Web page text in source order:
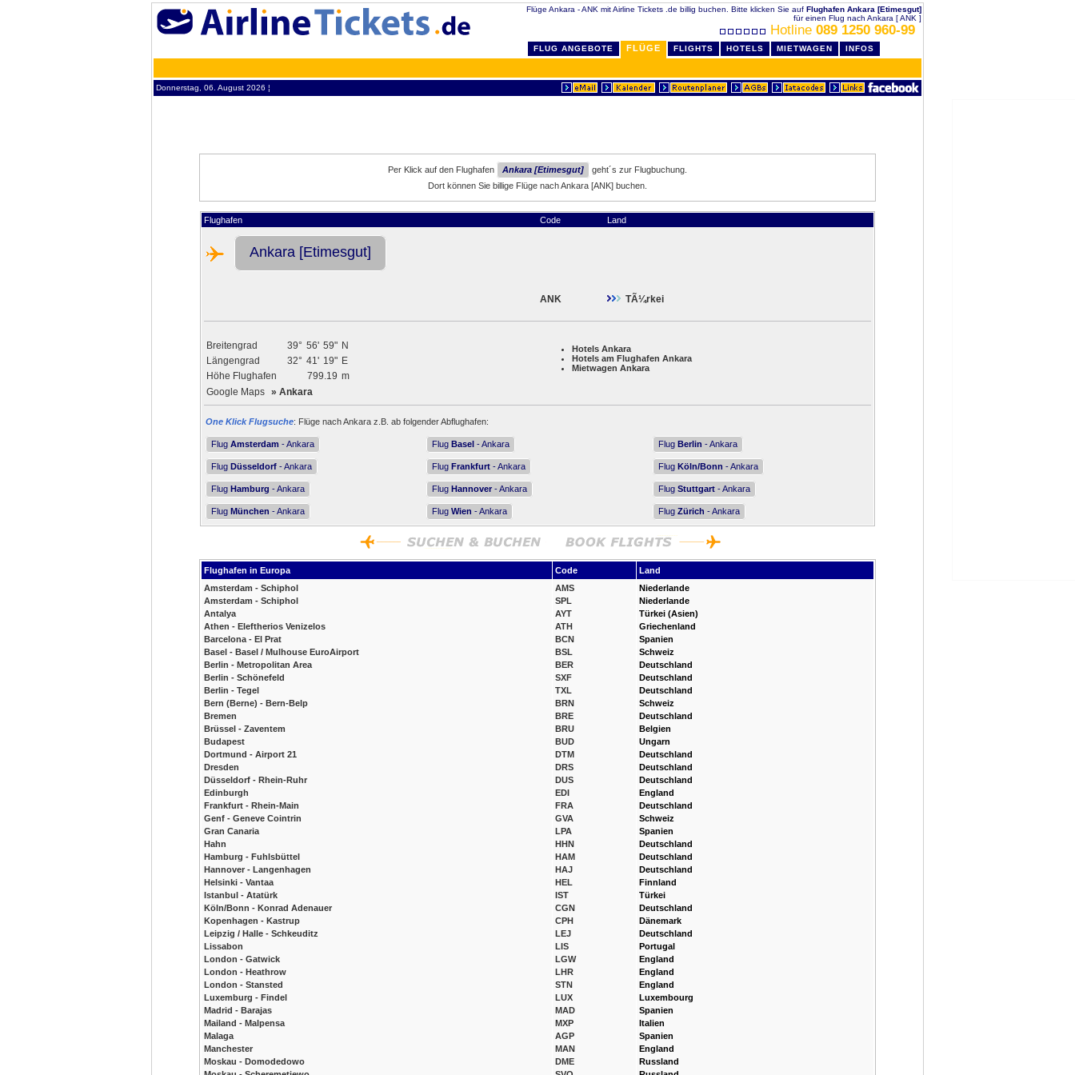
Flüge Ankara - ANK mit Airline Tickets .de billig buchen. Bitte klicken Sie auf Flughafen Ankara [Etimesgut]
für einen Flug nach Ankara [ ANK ]
Hotline 089 1250 960-99
FLUG ANGEBOTE FLÜGE FLIGHTS HOTELS MIETWAGEN INFOS
Donnerstag, 06. August 2026 ¦
Per Klick auf den Flughafen Ankara [Etimesgut]
geht´s zur Flugbuchung.
Dort können Sie billige Flüge nach Ankara [ANK] buchen.
Flughafen Code Land
Ankara [Etimesgut]
ANK TÃ¼rkei
Breitengrad 39° 56' 59" N
Längengrad
32° 41' 19" E
Höhe Flughafen
799.19 m
Google Maps » Ankara
Hotels Ankara
Hotels am Flughafen Ankara
Mietwagen Ankara
One Klick Flugsuche: Flüge nach Ankara z.B. ab folgender Abflughafen:
Flug Amsterdam - Ankara Flug Basel - Ankara Flug Berlin - Ankara
Flug Düsseldorf - Ankara Flug Frankfurt - Ankara Flug Köln/Bonn - Ankara
Flug Hamburg - Ankara Flug Hannover - Ankara Flug Stuttgart - Ankara
Flug München - Ankara Flug Wien - Ankara Flug Zürich - Ankara
Flughafen in Europa Code
Land
Amsterdam - Schiphol
Amsterdam - Schiphol
Antalya
Athen - Eleftherios Venizelos
Barcelona - El Prat
Basel - Basel / Mulhouse EuroAirport
Berlin - Metropolitan Area
Berlin - Schönefeld
Berlin - Tegel
Bern (Berne) - Bern-Belp
Bremen
Brüssel - Zaventem
Budapest
Dortmund - Airport 21
Dresden
Düsseldorf - Rhein-Ruhr
Edinburgh
Frankfurt - Rhein-Main
Genf - Geneve Cointrin
Gran Canaria
Hahn
Hamburg - Fuhlsbüttel
Hannover - Langenhagen
Helsinki - Vantaa
Istanbul - Atatürk
Köln/Bonn - Konrad Adenauer
Kopenhagen - Kastrup
Leipzig / Halle - Schkeuditz
Lissabon
London - Gatwick
London - Heathrow
London - Stansted
Luxemburg - Findel
Madrid - Barajas
Mailand - Malpensa
Malaga
Manchester
Moskau - Domodedowo
AMS
SPL
AYT
ATH
BCN
BSL
BER
SXF
TXL
BRN
BRE
BRU
BUD
DTM
DRS
DUS
EDI
FRA
GVA
LPA
HHN
HAM
HAJ
HEL
IST
CGN
CPH
LEJ
LIS
LGW
LHR
STN
LUX
MAD
MXP
AGP
MAN
DME
Niederlande
Niederlande
Türkei (Asien)
Griechenland
Spanien
Schweiz
Deutschland
Deutschland
Deutschland
Schweiz
Deutschland
Belgien
Ungarn
Deutschland
Deutschland
Deutschland
England
Deutschland
Schweiz
Spanien
Deutschland
Deutschland
Deutschland
Finnland
Türkei
Deutschland
Dänemark
Deutschland
Portugal
England
England
England
Luxembourg
Spanien
Italien
Spanien
England
Russland